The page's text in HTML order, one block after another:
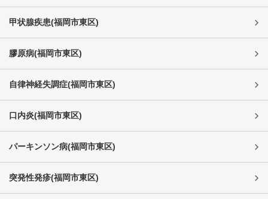
甲状腺疾患(福岡市東区)
膠原病(福岡市東区)
自律神経失調症(福岡市東区)
口内炎(福岡市東区)
パーキンソン病(福岡市東区)
突発性発疹(福岡市東区)